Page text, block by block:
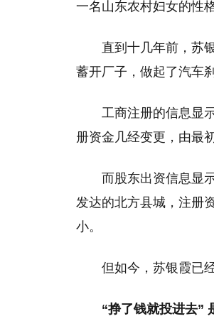
一名山东农村妇女的性
直到十几年前，苏
蓄开厂子，做起了汽车
工商注册的信息显
册资金几经变更，由最
而股东出资信息显
发达的北方县城，注册
小。
但如今，苏银霞已
“挣了钱就投进去”